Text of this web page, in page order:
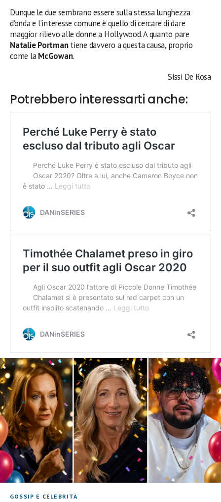
Dunque le due sembrano essere sulla stessa lunghezza
d’onda e l’interesse comune è quello di cercare di dare
maggior rilievo alle donne a Hollywood. A quanto pare
Natalie Portmantiene davvero a questa causa, proprio
come laMcGowan.
Sissi De Rosa
Potrebbero interessarti anche:
GOSSIP E CELEBRITÀ